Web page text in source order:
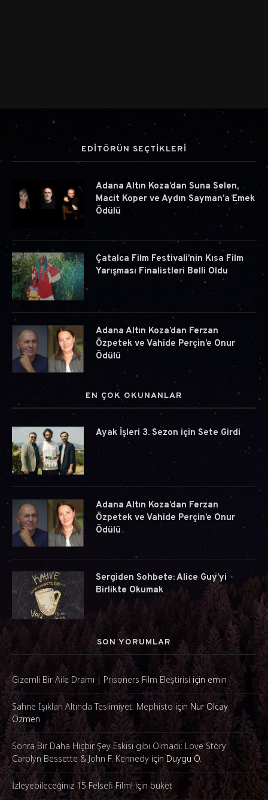
EDİTÖRÜN SEÇTİKLERİ
Adana Altın Koza’dan Suna Selen,
Macit Koper ve Aydın Sayman’a Emek
Ödülü
Çatalca Film Festivali’nin Kısa Film
Yarışması Finalistleri Belli Oldu
Adana Altın Koza’dan Ferzan
Özpetek ve Vahide Perçin’e Onur
Ödülü
EN ÇOK OKUNANLAR
Ayak İşleri 3. Sezon için Sete Girdi
Adana Altın Koza’dan Ferzan
Özpetek ve Vahide Perçin’e Onur
Ödülü
Sergiden Sohbete: Alice Guy’yi
Birlikte Okumak
SON YORUMLAR
Gizemli Bir Aile Dramı | Prisoners Film Eleştirisi için emin
Sahne Işıkları Altında Teslimiyet: Mephisto için Nur Olcay
Özmen
Sonra Bir Daha Hiçbir Şey Eskisi gibi Olmadı: Love Story:
Carolyn Bessette & John F. Kennedy için Duygu Ö.
İzleyebileceğiniz 15 Felsefi Film!içinbuket